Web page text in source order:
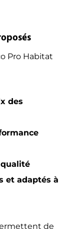
Pro Habitat
des
et adaptés à
de